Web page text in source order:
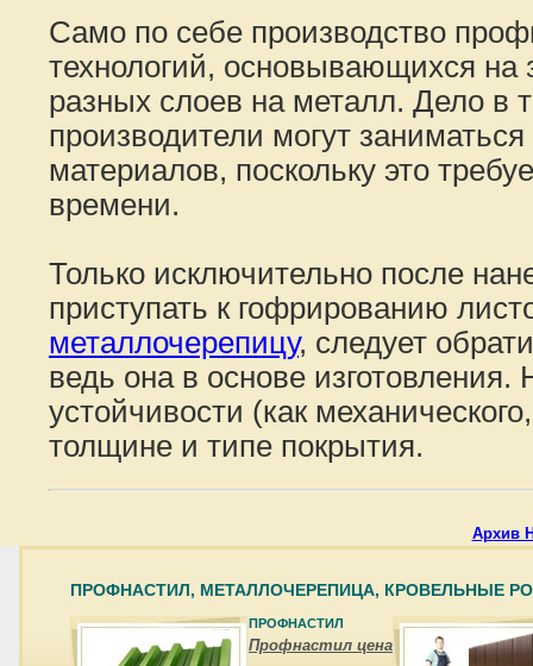
Само по себе производство
технологий, основывающихся на
разных слоев на металл. Дело в
производители могут
материалов, поскольку это
времени.
Только исключительно после
приступать к гофрированию
металлочерепицу, следует
ведь она в основе изготовления.
устойчивости (как
толщине и типе покрытия.
Архив
ПРОФНАСТИЛ, МЕТАЛЛОЧЕРЕПИЦА, КРОВЕЛЬНЫЕ
ПРОФНАСТИЛ
Профнастил цена